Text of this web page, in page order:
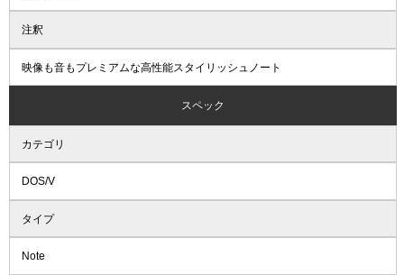
注釈
映像も音もプレミアムな高性能スタイリッシュノート
スペック
カテゴリ
DOS/V
タイプ
Note